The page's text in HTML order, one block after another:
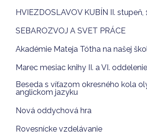
HVIEZDOSLAVOV KUBÍN II. stupeň,
SEBAROZVOJ A SVET PRÁCE
Akadémie Mateja Tótha na našej
Marec mesiac knihy II. a VI.
Beseda s víťazom okresného kola
anglickom jazyku
Nová oddychová hra
Rovesnícke vzdelávanie